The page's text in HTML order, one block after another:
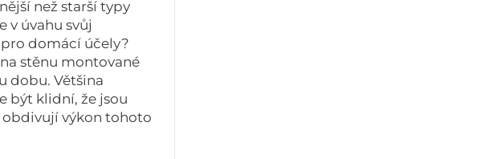
než starší typy
v úvahu svůj
domácí účely?
stěnu montované
dobu. Většina
být klidní, že jsou
obdivují výkon tohoto